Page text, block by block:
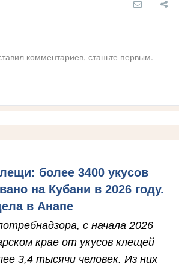
комментариев, станьте первым.
более 3400 укусов
на Кубани в 2026 году.
в Анапе
с начала 2026
крае от укусов клещей
3,4 тысячи человек. Из них